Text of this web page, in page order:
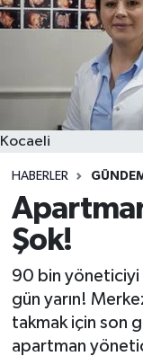
Kocaeli
HABERLER
Şok!
90 bin
gün yarın!
takmak için son
apartman